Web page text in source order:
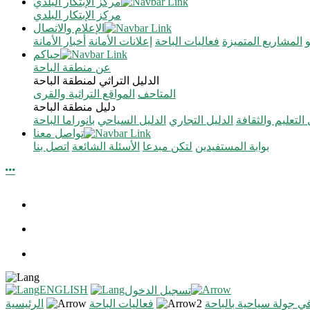
مركز الإبتكار البلدي
الإعلام والاتصال
أخبار الأمانة إعلانات الأمانة فعاليات الباحة المشاريع المتميزة
حياكم
عن منطقة الباحة
الدليل التراثي لمنطقة الباحة
المواقع التراثية والقرى المتاحف
دليل منطقة الباحة
بانوراما الباحة الدليل السياحي الدليل التجاري التعليم والثقافة
تواصل معنا
اتصل بنا الأسئلة الشائعة لتكن مبدعا بوابة المستفيدين
ENGLISH
تسجيل الدخول
الرئيسية
فعاليات الباحة جولة سياحية بالباحة